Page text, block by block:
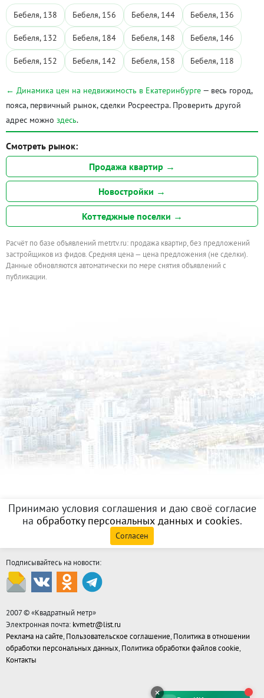
Бебеля, 138 Бебеля, 156 Бебеля, 144 Бебеля, 136
Бебеля, 132 Бебеля, 184 Бебеля, 148 Бебеля, 146
Бебеля, 152 Бебеля, 142 Бебеля, 158 Бебеля, 118
← Динамика цен на недвижимость в Екатеринбурге — весь город,
пояса, первичный рынок, сделки Росреестра. Проверить другой
адрес можно здесь.
Смотреть рынок:
Продажа квартир →
Новостройки →
Коттеджные поселки →
Расчёт по базе объявлений metrtv.ru: продажа квартир, без предложений
застройщиков из фидов. Средняя цена — цена предложения (не сделки).
Данные обновляются автоматически по мере снятия объявлений с
публикации.
Принимаю условия соглашения и даю своё согласие
на обработку персональных данных и cookies.
Согласен
Подписывайтесь на новости:
2007 © «Квадратный метр»
Электронная почта: kvmetr@list.ru
Реклама на сайте, Пользовательское соглашение, Политика в отношении
обработки персональных данных, Политика обработки файлов cookie,
Контакты